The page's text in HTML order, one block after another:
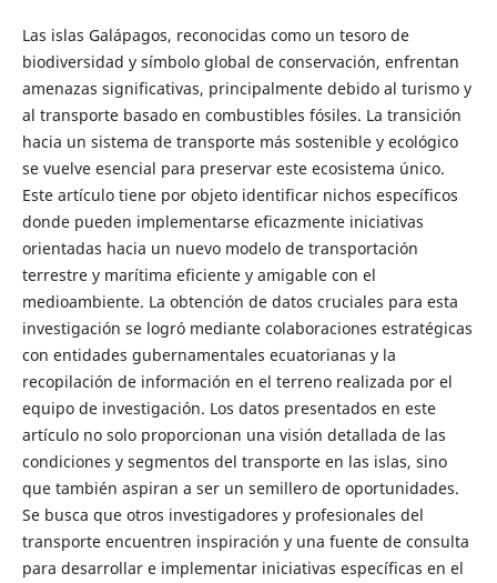
Las islas Galápagos, reconocidas como un tesoro de
biodiversidad y símbolo global de conservación, enfrentan
amenazas significativas, principalmente debido al turismo y
al transporte basado en combustibles fósiles. La transición
hacia un sistema de transporte más sostenible y ecológico
se vuelve esencial para preservar este ecosistema único.
Este artículo tiene por objeto identificar nichos específicos
donde pueden implementarse eficazmente iniciativas
orientadas hacia un nuevo modelo de transportación
terrestre y marítima eficiente y amigable con el
medioambiente. La obtención de datos cruciales para esta
investigación se logró mediante colaboraciones estratégicas
con entidades gubernamentales ecuatorianas y la
recopilación de información en el terreno realizada por el
equipo de investigación. Los datos presentados en este
artículo no solo proporcionan una visión detallada de las
condiciones y segmentos del transporte en las islas, sino
que también aspiran a ser un semillero de oportunidades.
Se busca que otros investigadores y profesionales del
transporte encuentren inspiración y una fuente de consulta
para desarrollar e implementar iniciativas específicas en el